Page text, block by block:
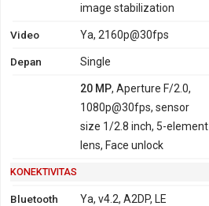
image stabilization
Video Ya, 2160p@30fps
Depan Single
20 MP, Aperture F/2.0,
1080p@30fps, sensor
size 1/2.8 inch, 5-element
lens, Face unlock
KONEKTIVITAS
Bluetooth Ya, v4.2, A2DP, LE